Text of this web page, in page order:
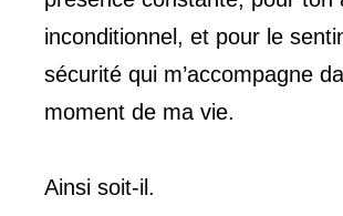
inconditionnel, et pour le
sécurité qui m’accompagne
moment de ma vie.
Ainsi soit-il.